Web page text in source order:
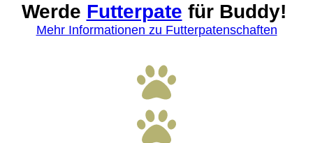
Werde Futterpate für Buddy!
Mehr Informationen zu Futterpatenschaften